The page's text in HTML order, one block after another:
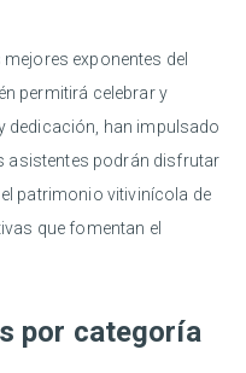
exponentes del
permitirá celebrar y
dedicación, han impulsado
asistentes podrán disfrutar
patrimonio vitivinícola de
que fomentan el
por categoría